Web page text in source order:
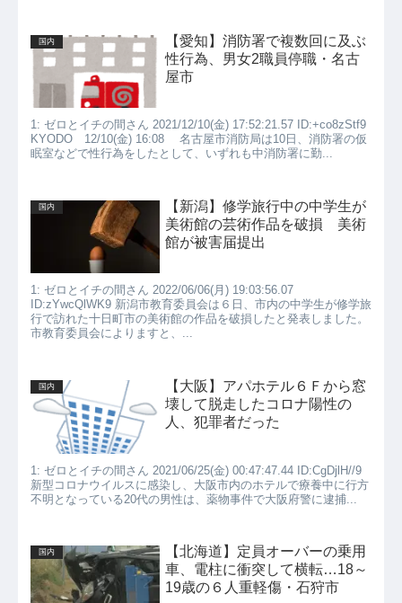
国内
【愛知】消防署で複数回に及ぶ
性行為、男女2職員停職・名古
屋市
1: ゼロとイチの間さん 2021/12/10(金) 17:52:21.57 ID:+co8zStf9
KYODO 12/10(金) 16:08 名古屋市消防局は10日、消防署の仮
眠室などで性行為をしたとして、いずれも中消防署に勤...
国内
【新潟】修学旅行中の中学生が
美術館の芸術作品を破損 美術
館が被害届提出
1: ゼロとイチの間さん 2022/06/06(月) 19:03:56.07
ID:zYwcQlWK9 新潟市教育委員会は６日、市内の中学生が修学旅
行で訪れた十日町市の美術館の作品を破損したと発表しました。
市教育委員会によりますと、...
国内
【大阪】アパホテル６Ｆから窓
壊して脱走したコロナ陽性の
人、犯罪者だった
1: ゼロとイチの間さん 2021/06/25(金) 00:47:47.44 ID:CgDjlH//9
新型コロナウイルスに感染し、大阪市内のホテルで療養中に行方
不明となっている20代の男性は、薬物事件で大阪府警に逮捕...
国内
【北海道】定員オーバーの乗用
車、電柱に衝突して横転…18～
19歳の６人重軽傷・石狩市